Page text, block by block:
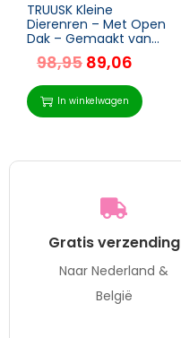
TRUUSK Kleine
Dierenren – Met Open
Dak – Gemaakt van
Dennenhout – Oranje
– 180L x 90B x 48H cm
98,95 89,06
In winkelwagen
Gratis verzending
Naar Nederland &
België